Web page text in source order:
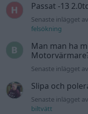
Passat -13
Senaste inlägget
felsökning
Man man ha
Senaste inlägget av
Slipa och
Senaste inlägget
biltvätt